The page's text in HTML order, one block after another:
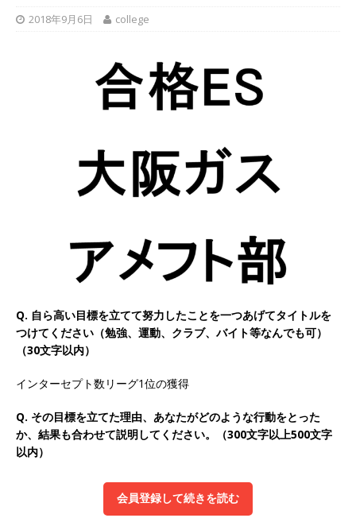
る優良企業一覧（15社）
学生を求めアスキヤリ限定イベント開催!! 】 世界
230以上の国・地域で愛される日本屈指のゲーム
以上営業増益を達成 ｜ プライム上場 ｜ カプコン
体育会積極採用企業
インターン!! 】 M&A仲介業 ｜ 入社2年目の参考
年収1,631万円 ｜ 設立以降連続売上増 ｜ 土日祝
完全休み ｜ プライム上場 ｜ M&A総合研究所
体育会積極採用企業
[ 2026年5月15日 ] 【 28卒 ｜ インターンシップ
いコンサルを行う ｜ スタートアップの成長性×
オンツ・コンサルティング
2018年9月6日 college
Q. 自ら高い目標を立てて努力したことを一つあげてタイトルを
つけてください（勉強、運動、クラブ、バイト等なんでも可）
（30文字以内）
インターセプト数リーグ1位の獲得
Q. その目標を立てた理由、あなたがどのような行動をとった
か、結果も合わせて説明してください。（300文字以上500文字
以内）
会員登録して続きを読む